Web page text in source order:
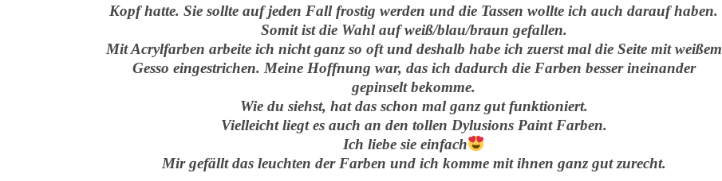
Kopf hatte. Sie sollte auf jeden Fall frostig werden und die Tassen wollte ich auch darauf haben.
Somit ist die Wahl auf weiß/blau/braun gefallen.
Mit Acrylfarben arbeite ich nicht ganz so oft und deshalb habe ich zuerst mal die Seite mit weißem
Gesso eingestrichen. Meine Hoffnung war, das ich dadurch die Farben besser ineinander
gepinselt bekomme.
Wie du siehst, hat das schon mal ganz gut funktioniert.
Vielleicht liegt es auch an den tollen Dylusions Paint Farben.
Ich liebe sie einfach
Mir gefällt das leuchten der Farben und ich komme mit ihnen ganz gut zurecht.